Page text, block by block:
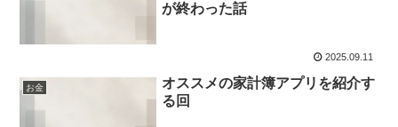
が終わった話
2025.09.11
お金
オススメの家計簿アプリを紹介す
る回